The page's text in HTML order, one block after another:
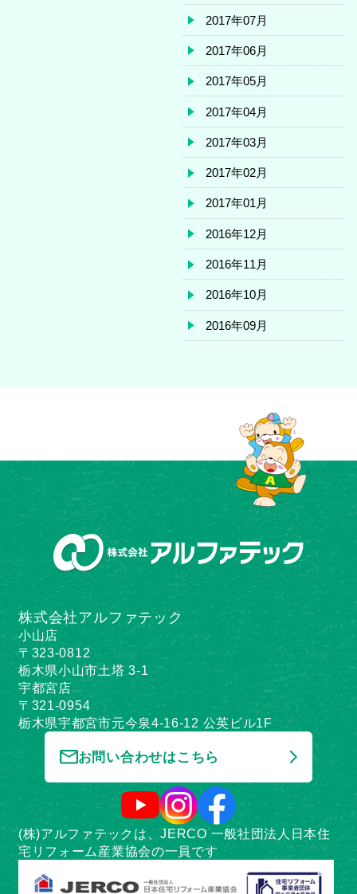
2017年07月
2017年06月
2017年05月
2017年04月
2017年03月
2017年02月
2017年01月
2016年12月
2016年11月
2016年10月
2016年09月
株式会社アルファテック
小山店
〒323-0812
栃木県小山市土塔 3-1
宇都宮店
〒321-0954
栃木県宇都宮市元今泉4-16-12 公英ビル1F
お問い合わせはこちら
(株)アルファテックは、JERCO 一般社団法人日本住
宅リフォーム産業協会の一員です